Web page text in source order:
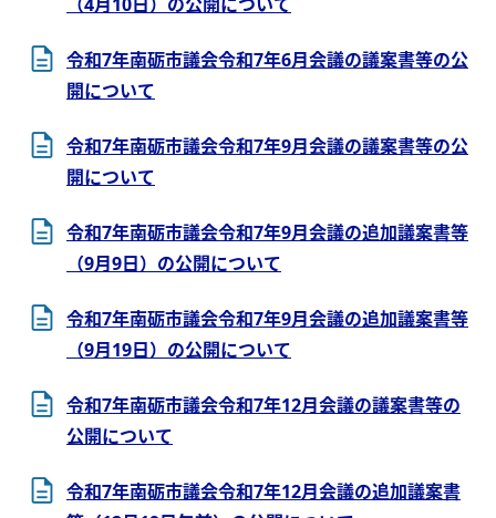
令和7年南砺市議会令和7年6月会議の議案書等の公
開について
令和7年南砺市議会令和7年9月会議の議案書等の公
開について
令和7年南砺市議会令和7年9月会議の追加議案書等
（9月9日）の公開について
令和7年南砺市議会令和7年9月会議の追加議案書等
（9月19日）の公開について
令和7年南砺市議会令和7年12月会議の議案書等の
公開について
令和7年南砺市議会令和7年12月会議の追加議案書